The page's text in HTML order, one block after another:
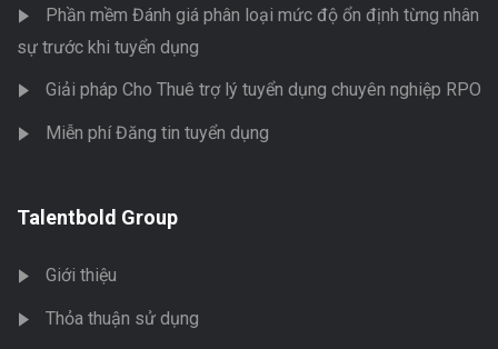
Phần mềm Đánh giá phân loại mức độ ổn định từng nhân
sự trước khi tuyển dụng
Giải pháp Cho Thuê trợ lý tuyển dụng chuyên nghiệp RPO
Miễn phí Đăng tin tuyển dụng
Talentbold Group
Giới thiệu
Thỏa thuận sử dụng